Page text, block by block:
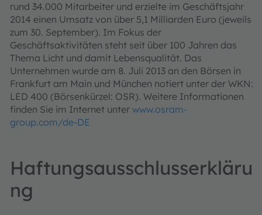
rund 34.000 Mitarbeiter und erzielte im Geschäftsjahr
2014 einen Umsatz von über 5,1 Milliarden Euro (jeweils
zum 30. September). Im Fokus der
Geschäftsaktivitäten steht seit über 100 Jahren das
Thema Licht und damit Lebensqualität. Das
Unternehmen wurde am 8. Juli 2013 an den Börsen in
Frankfurt am Main und München notiert unter der WKN:
LED 400 (Börsenkürzel: OSR). Weitere Informationen
finden Sie im Internet unter www.osram-
group.com/de-DE
Haftungsausschlusserkläru
ng